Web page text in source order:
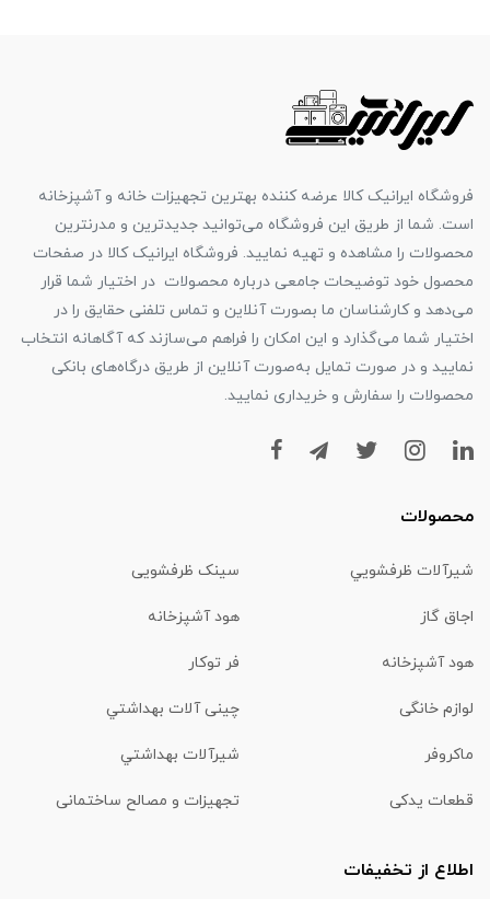
فروشگاه ایرانیک کالا عرضه کننده بهترین تجهیزات خانه و آشپزخانه
است. شما از طریق این فروشگاه می‌توانید جدیدترین و مدرنترین
محصولات را مشاهده و تهیه نمایید. فروشگاه ایرانیک کالا در صفحات
محصول خود توضیحات جامعی درباره محصولات در اختیار شما قرار
می‌دهد و کارشناسان ما بصورت آنلاین و تماس تلفنی حقایق را در
اختیار شما می‌گذارد و این امکان را فراهم می‌سازند که آگاهانه انتخاب
نمایید و در صورت تمایل به‌صورت آنلاین از طریق درگاه‌های بانکی
محصولات را سفارش و خریداری نمایید.
محصولات
شیرآلات ظرفشويي سینک ظرفشویی
اجاق گاز هود آشپزخانه
هود آشپزخانه فر توکار
لوازم خانگی چینی آلات بهداشتي
ماكروفر شیرآلات بهداشتي
قطعات یدکی تجهیزات و مصالح ساختمانی
اطلاع از تخفیفات